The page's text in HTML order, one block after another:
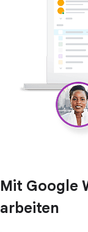
Mit Google
arbeiten